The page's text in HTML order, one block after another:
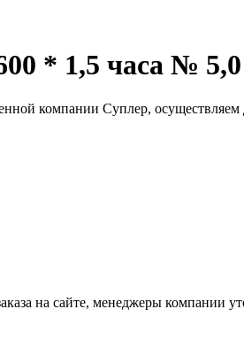
* 1,5 часа № 5,0
компании Суплер, осуществляем
на сайте, менеджеры компании